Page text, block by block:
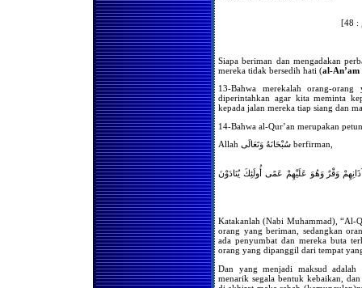
Bacaan Al-Qur’an Dengan
Pengeras Suara Sebelum
Shalat Subuh
Hukum Menangguhkan
Shalat Hingga Malam Hari
Imam Menunggu Para
Ma’mum Ketika Ruku’
Mendengar Adzan Tetapi
Tidak Datang Ke Masjid
Menempatkan Dupa Di
Depan Orang-Orang Yang
Sedang Shalat
Kapan Dibacakannya Do’a
Istikharah
Shalat Dengan Mengenakan
Pakaian Bergambar
TATA CARA SHALAT DI
PESAWAT
Menjama’ Shalat Dalam
Kondisi Dingin
Menghadap Kiblat Ketika
Buang Air
Siapa beriman dan mengadakan
mereka tidak bersedih hati (al-An’am
13-Bahwa merekalah orang-
diperintahkan agar kita meminta
kepada jalan mereka tiap siang dan
14-Bahwa al-Qur’an merupakan
Allah سُبْحَانَهُ وَتَعَالَى berfirman,
وَقْرٌ وَهُوَ عَلَيْهِمْ عَمًى أُولَئِكَ يُنَادَوْنَ
Katakanlah (Nabi Muhammad), “Al-
orang yang beriman, sedangkan
ada penyumbat dan mereka buta
orang yang dipanggil dari tempat
Dan yang menjadi maksud adalah
menarik segala bentuk kebaikan,